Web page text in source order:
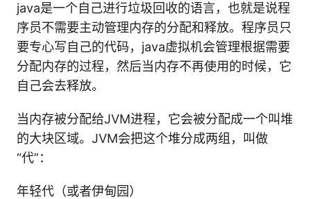
java是一个自己进行垃圾回收的语言，也就是说程
序员不需要主动管理内存的分配和释放。程序员只
要专心写自己的代码，java虚拟机会管理根据需要
分配内存的过程，然后当内存不再使用的时候，它
自己会去释放。
当内存被分配给JVM进程，它会被分配成一个叫堆
的大块区域。JVM会把这个堆分成两组，叫做
“代”：
年轻代（或者伊甸园）